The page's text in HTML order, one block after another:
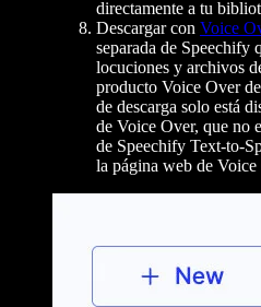
directamente a tu
Descargar con Voice
separada de Speechify
locuciones y archivos
producto Voice Over
de descarga solo está
de Voice Over, que no
de Speechify Text-to-
la página web de Voice